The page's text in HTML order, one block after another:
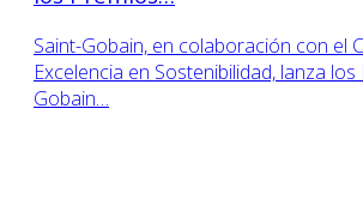
Saint-Gobain, en colaboración con el
Excelencia en Sostenibilidad, lanza
Gobain…